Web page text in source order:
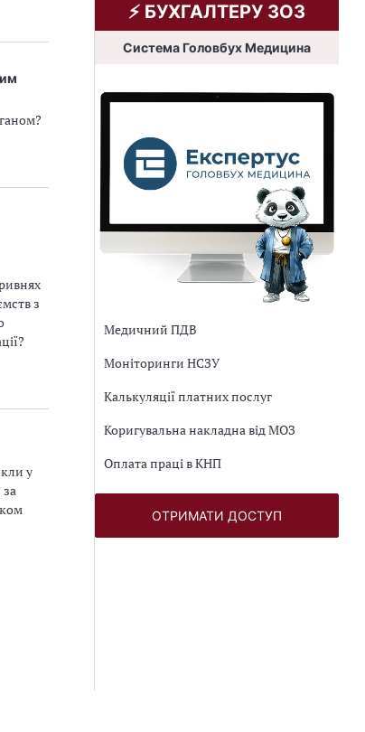
з
у
⚡️ БУХГАЛТЕРУ ЗОЗ
Система Головбух Медицина
Медичний ПДВ
Моніторинги НСЗУ
Калькуляції платних послуг
Коригувальна накладна від МОЗ
Оплата праці в КНП
ОТРИМАТИ ДОСТУП